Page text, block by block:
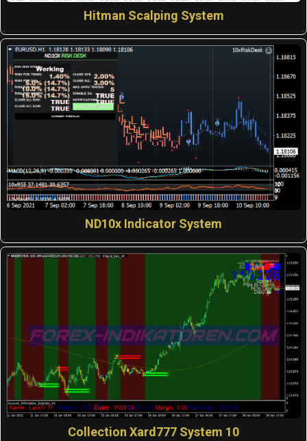
Hitman Scalping System
ND10x Indicator System
Collection Xard777 System 10